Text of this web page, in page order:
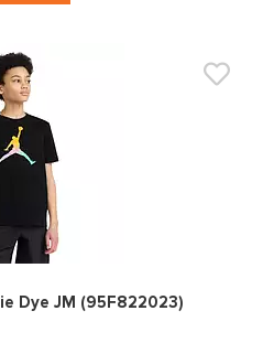
0
Dye JM (95F822023)